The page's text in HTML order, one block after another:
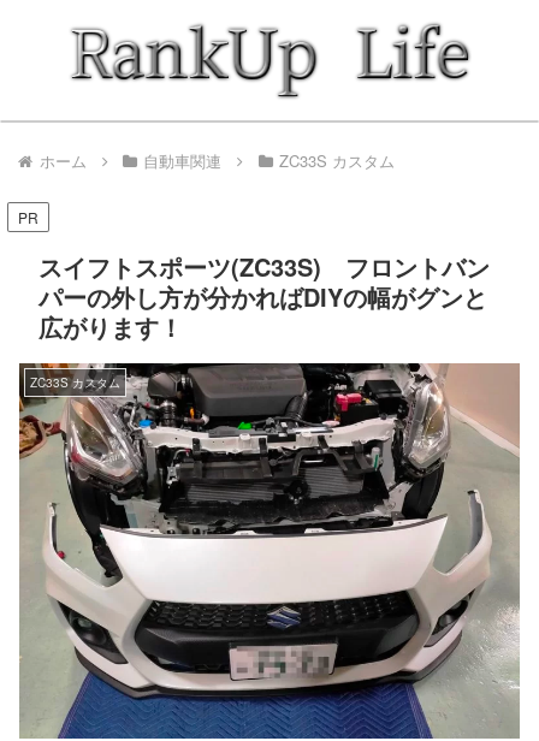
ホーム 自動車関連 ZC33S カスタム
PR
スイフトスポーツ(ZC33S) フロントバン
パーの外し方が分かればDIYの幅がグンと
広がります！
ZC33S カスタム